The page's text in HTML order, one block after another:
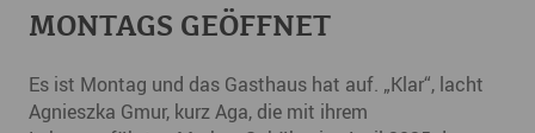
MONTAGS GEÖFFNET
Es ist Montag und das Gasthaus hat auf. „Klar“, lacht
Agnieszka Gmur, kurz Aga, die mit ihrem